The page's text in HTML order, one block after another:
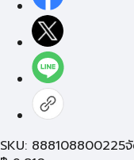
SKU: 888108800225